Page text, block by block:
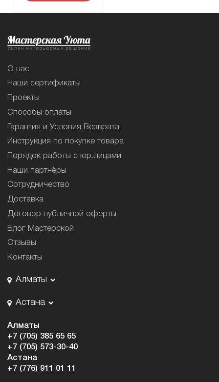
О нас
Наши сертификаты
Проекты
Способы оплаты
Гарантия и Условия Возврата
Инструкция по покупке товара
Порядок работы с юр.лицами
Наши партнёры
Сотрудничество
Доставка
Договор публичной оферты
Блог Мастерской
Отзывы
Контакты
Алматы
Астана
Алматы
+7 (705) 385 65 65
+7 (705) 573-30-40
Астана
+7 (776) 911 01 11